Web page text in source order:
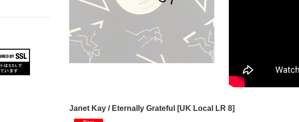
Janet Kay / Eternally Grateful [UK Local LR 8]